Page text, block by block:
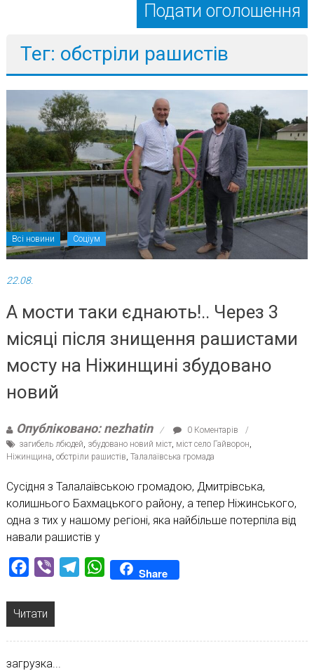
Подати оголошення
Тег: обстріли рашистів
Всі новини Соціум
22.08.
А мости таки єднають!.. Через 3
місяці після знищення рашистами
мосту на Ніжинщині збудовано
новий
Опубліковано: nezhatin
0 Коментарів
загибель лбюдей збудовано новий міст, міст село Гайворон
Ніжинщина обстріли рашистів Талалаївська громада
Сусідня з Талалаївською громадою, Дмитрівська,
колишнього Бахмацького району, а тепер Ніжинського,
одна з тих у нашому регіоні, яка найбільше потерпіла від
навали рашистів у
Facebook
Viber TelegramWhatsAppShare
Читати
загрузка...